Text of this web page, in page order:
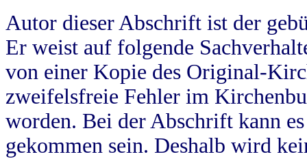
Autor dieser Abschrift ist der
Er weist auf folgende
von einer Kopie des Original-
zweifelsfreie Fehler im
worden. Bei der Abschrift kann
gekommen sein. Deshalb wird